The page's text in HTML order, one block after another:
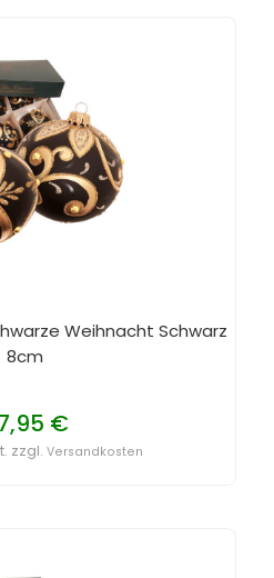
Weihnacht Schwarz
8cm
€
zzgl. Versandkosten